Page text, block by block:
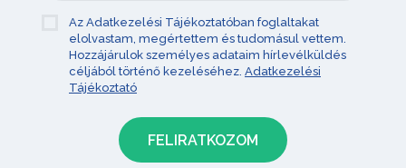
Az Adatkezelési Tájékoztatóban foglaltakat
elolvastam, megértettem és tudomásul vettem.
Hozzájárulok személyes adataim hírlevélküldés
céljából történő kezeléséhez. Adatkezelési
Tájékoztató